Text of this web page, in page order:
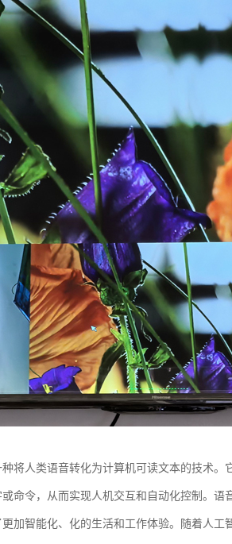
将人类语音转化为计算机可读文本的技术
命令，从而实现人机交互和自动化控制。语
加智能化、化的生活和工作体验。随着人